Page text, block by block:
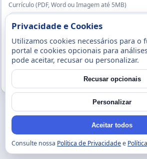
Currículo (PDF, Word ou Imagem até 5MB)
Enviar candidatura
Privacidade e Cookies
Utilizamos cookies necessários para o
portal e cookies opcionais para
pode aceitar, recusar ou personalizar.
Recusar opcionais
Personalizar
Aceitar todos
Consulte nossa Política de Privacidadee